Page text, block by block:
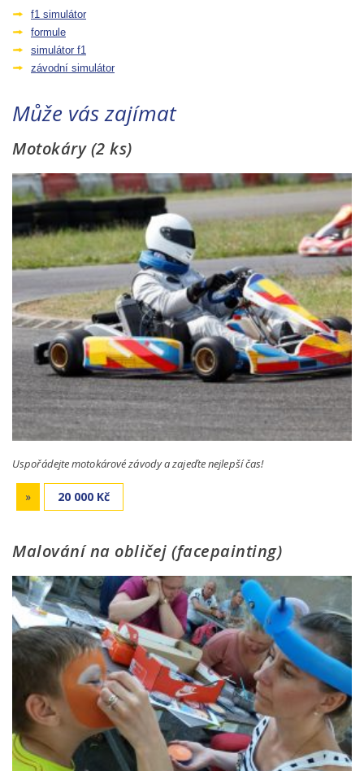
f1 simulátor
formule
simulátor f1
závodní simulátor
Může vás zajímat
Motokáry (2 ks)
Uspořádejte motokárové závody a zajeďte nejlepší čas!
» 20 000 Kč
Malování na obličej (facepainting)